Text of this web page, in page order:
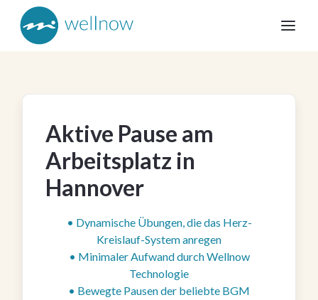
Aktive Pause am
Arbeitsplatz in
Hannover
• Dynamische Übungen, die das Herz-
Kreislauf-System anregen
• Minimaler Aufwand durch Wellnow
Technologie
• Bewegte Pausen der beliebte BGM